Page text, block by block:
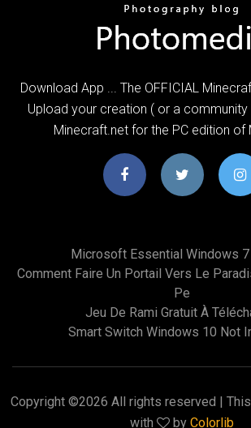
Download App ... The OFFICIAL
Upload your creation ( or a
Minecraft.net for the PC edition of
Microsoft Essential Windows
Comment Faire Un Portail Vers Le
Pe
Jeu De Rami Gratuit À
Smart Switch Windows 10 Not
Copyright ©2026 All rights reserved |
with
by Colorlib